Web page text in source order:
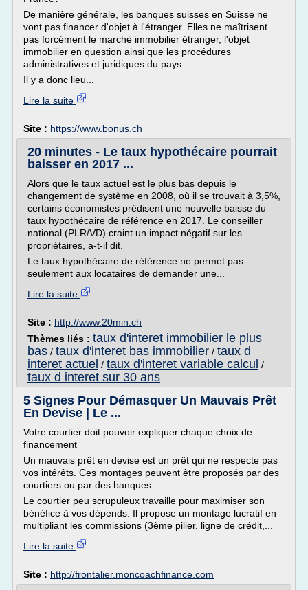
De manière générale, les banques suisses en Suisse ne
vont pas financer d'objet à l'étranger. Elles ne maîtrisent
pas forcément le marché immobilier étranger, l'objet
immobilier en question ainsi que les procédures
administratives et juridiques du pays.
Il y a donc lieu...
Lire la suite
Site : https://www.bonus.ch
20 minutes - Le taux hypothécaire pourrait
baisser en 2017 ...
Alors que le taux actuel est le plus bas depuis le
changement de système en 2008, où il se trouvait à 3,5%,
certains économistes prédisent une nouvelle baisse du
taux hypothécaire de référence en 2017. Le conseiller
national (PLR/VD) craint un impact négatif sur les
propriétaires, a-t-il dit.
Le taux hypothécaire de référence ne permet pas
seulement aux locataires de demander une...
Lire la suite
Site : http://www.20min.ch
Thèmes liés : taux d'interet immobilier le plus
bas / taux d'interet bas immobilier / taux d
interet actuel / taux d'interet variable calcul /
taux d interet sur 30 ans
5 Signes Pour Démasquer Un Mauvais Prêt
En Devise | Le ...
Votre courtier doit pouvoir expliquer chaque choix de
financement
Un mauvais prêt en devise est un prêt qui ne respecte pas
vos intérêts. Ces montages peuvent être proposés par des
courtiers ou par des banques.
Le courtier peu scrupuleux travaille pour maximiser son
bénéfice à vos dépends. Il propose un montage lucratif en
multipliant les commissions (3ème pilier, ligne de crédit,...
Lire la suite
Site : http://frontalier.moncoachfinance.com